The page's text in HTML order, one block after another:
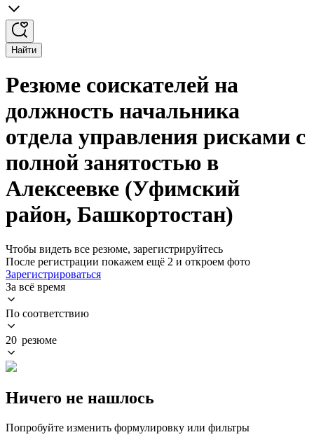
Найти
Резюме соискателей на
должность начальника
отдела управления рисками с
полной занятостью в
Алексеевке (Уфимский
район, Башкортостан)
Чтобы видеть все резюме, зарегистрируйтесь
После регистрации покажем ещё 2 и откроем фото
Зарегистрироваться
За всё время
По соответствию
20 резюме
Ничего не нашлось
Попробуйте изменить формулировку или фильтры